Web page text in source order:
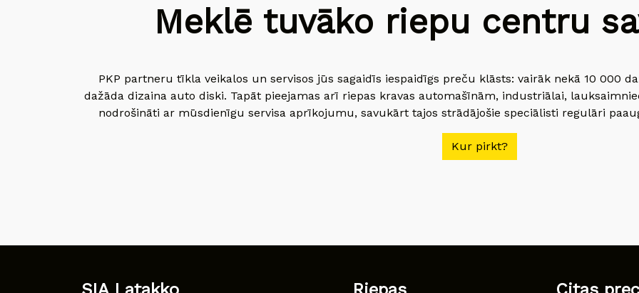
Meklē tuvāko riepu centru
PKP partneru tīkla veikalos un servisos jūs sagaidīs iespaidīgs preču klāsts: vairāk nekā 10 000
dažāda dizaina auto diski. Tapāt pieejamas arī riepas kravas automašīnām, industriālai,
nodrošināti ar mūsdienīgu servisa aprīkojumu, savukārt tajos strādājošie speciālisti regulāri
Kur pirkt?